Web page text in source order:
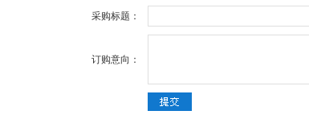
采购标题：
订购意向：